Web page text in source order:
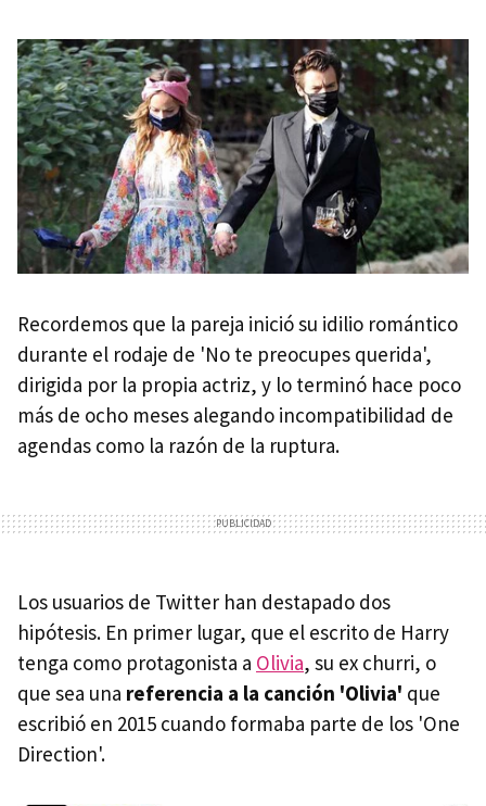
Recordemos que la pareja inició su idilio romántico
durante el rodaje de 'No te preocupes querida',
dirigida por la propia actriz, y lo terminó hace poco
más de ocho meses alegando incompatibilidad de
agendas como la razón de la ruptura.
Los usuarios de Twitter han destapado dos
hipótesis. En primer lugar, que el escrito de Harry
tenga como protagonista a Olivia, su ex churri, o
que sea una referencia a la canción 'Olivia' que
escribió en 2015 cuando formaba parte de los 'One
Direction'.